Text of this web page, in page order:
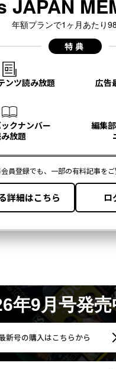
年9月号発売
新号の購入はこちらから